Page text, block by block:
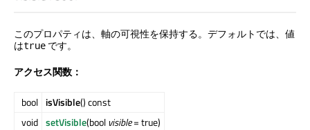
このプロパティは、軸の可視性を保持する。デフォルトでは、値
はtrue です。
アクセス関数：
bool isVisible() const
void setVisible(bool visible= true)